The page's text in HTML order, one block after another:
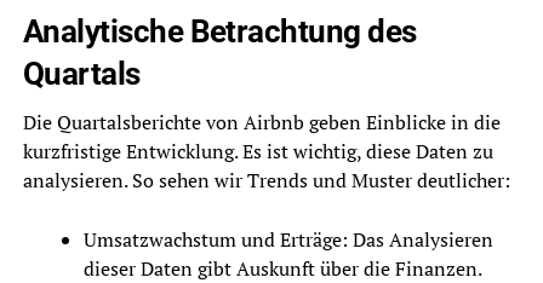
Analytische Betrachtung des
Quartals
Die Quartalsberichte von Airbnb geben Einblicke in die
kurzfristige Entwicklung. Es ist wichtig, diese Daten zu
analysieren. So sehen wir Trends und Muster deutlicher:
Umsatzwachstum und Erträge: Das Analysieren
dieser Daten gibt Auskunft über die Finanzen.